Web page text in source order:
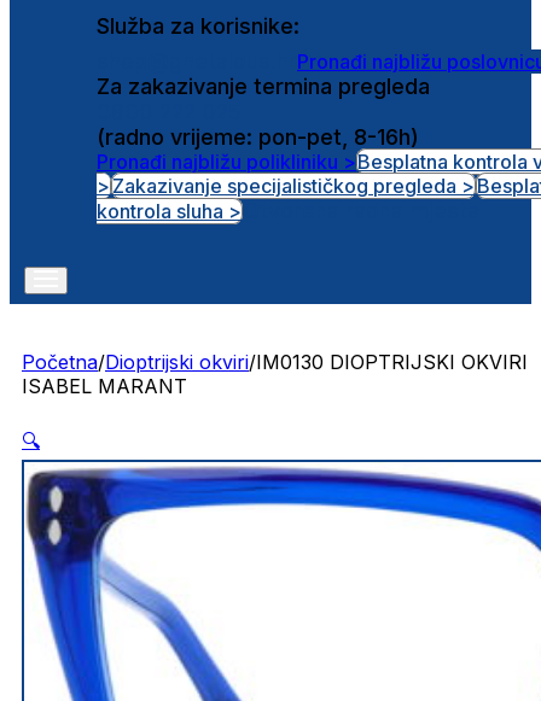
Služba za korisnike:
Pronađi najbližu
Za zakazivanje termina pregleda
(radno vrijeme: pon-pet, 8-16h)
Pronađi najbližu polikliniku >Besplatna kontrola
>Zakazivanje specijalističkog pregleda >
kontrola sluha >
Početna/Dioptrijski okviri/IM0130 DIOPTRIJSKI OKVIRI
ISABEL MARANT
🔍